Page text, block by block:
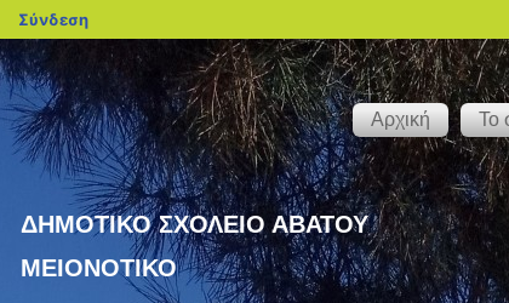
Αρχική Το
ΔΗΜΟΤΙΚΟ ΣΧΟΛΕΙΟ ΑΒΑΤΟΥ
ΜΕΙΟΝΟΤΙΚΟ
blogs.sch.gr
Σύνδεση